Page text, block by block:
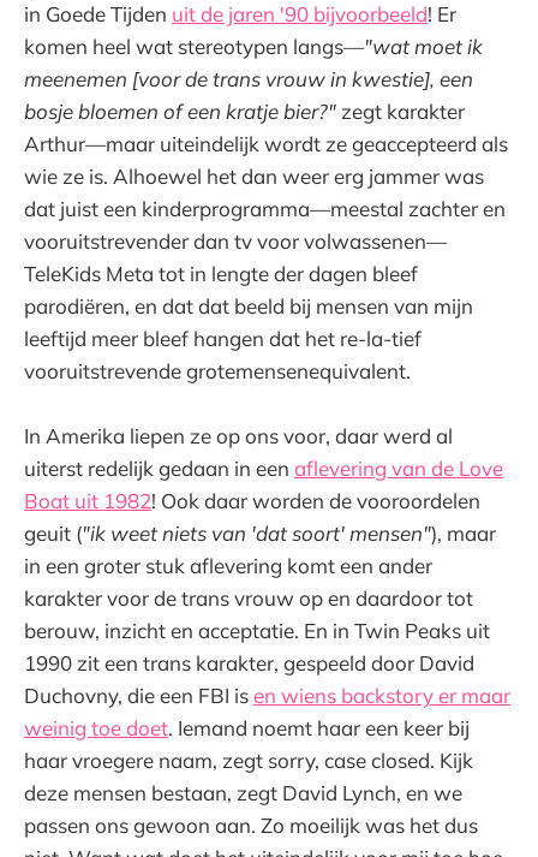
in Goede Tijden uit de jaren '90 bijvoorbeeld! Er
komen heel wat stereotypen langs—"wat moet ik
meenemen [voor de trans vrouw in kwestie], een
bosje bloemen of een kratje bier?"zegt karakter
Arthur—maar uiteindelijk wordt ze geaccepteerd als
wie ze is. Alhoewel het dan weer erg jammer was
dat juist een kinderprogramma—meestal zachter en
vooruitstrevender dan tv voor volwassenen—
TeleKids Meta tot in lengte der dagen bleef
parodiëren, en dat dat beeld bij mensen van mijn
leeftijd meer bleef hangen dat het re-la-tief
vooruitstrevende grotemensenequivalent.
In Amerika liepen ze op ons voor, daar werd al
uiterst redelijk gedaan in een aflevering van de Love
Boat uit 1982! Ook daar worden de vooroordelen
geuit ("ik weet niets van 'dat soort' mensen"), maar
in een groter stuk aflevering komt een ander
karakter voor de trans vrouw op en daardoor tot
berouw, inzicht en acceptatie. En in Twin Peaks uit
1990 zit een trans karakter, gespeeld door David
Duchovny, die een FBI isen wiens backstory er maar
weinig toe doet. Iemand noemt haar een keer bij
haar vroegere naam, zegt sorry, case closed. Kijk
deze mensen bestaan, zegt David Lynch, en we
passen ons gewoon aan. Zo moeilijk was het dus